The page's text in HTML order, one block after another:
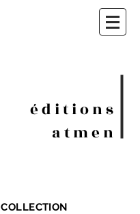
é d i t i o n s
a t m e n
COLLECTION